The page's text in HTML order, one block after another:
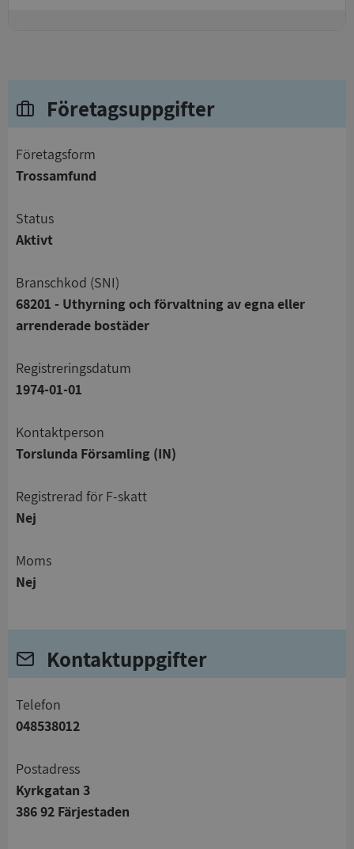
Företagsuppgifter
företagsform
Trossamfund
status
Aktivt
branschkod (SNI)
68201 - Uthyrning och förvaltning av egna eller
arrenderade bostäder
registreringsdatum
1974-01-01
Kontaktperson
Torslunda Församling (IN)
registrerad för F-skatt
Nej
Moms
Nej
Kontaktuppgifter
telefon
048538012
Postadress
Kyrkgatan 3
386 92 Färjestaden